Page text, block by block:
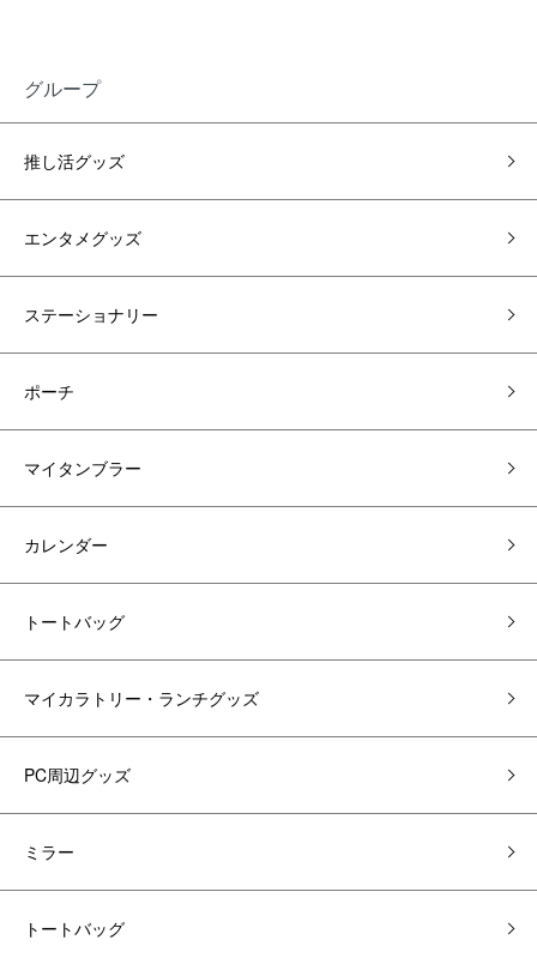
グループ
推し活グッズ
エンタメグッズ
ステーショナリー
ポーチ
マイタンブラー
カレンダー
トートバッグ
マイカラトリー・ランチグッズ
PC周辺グッズ
ミラー
トートバッグ